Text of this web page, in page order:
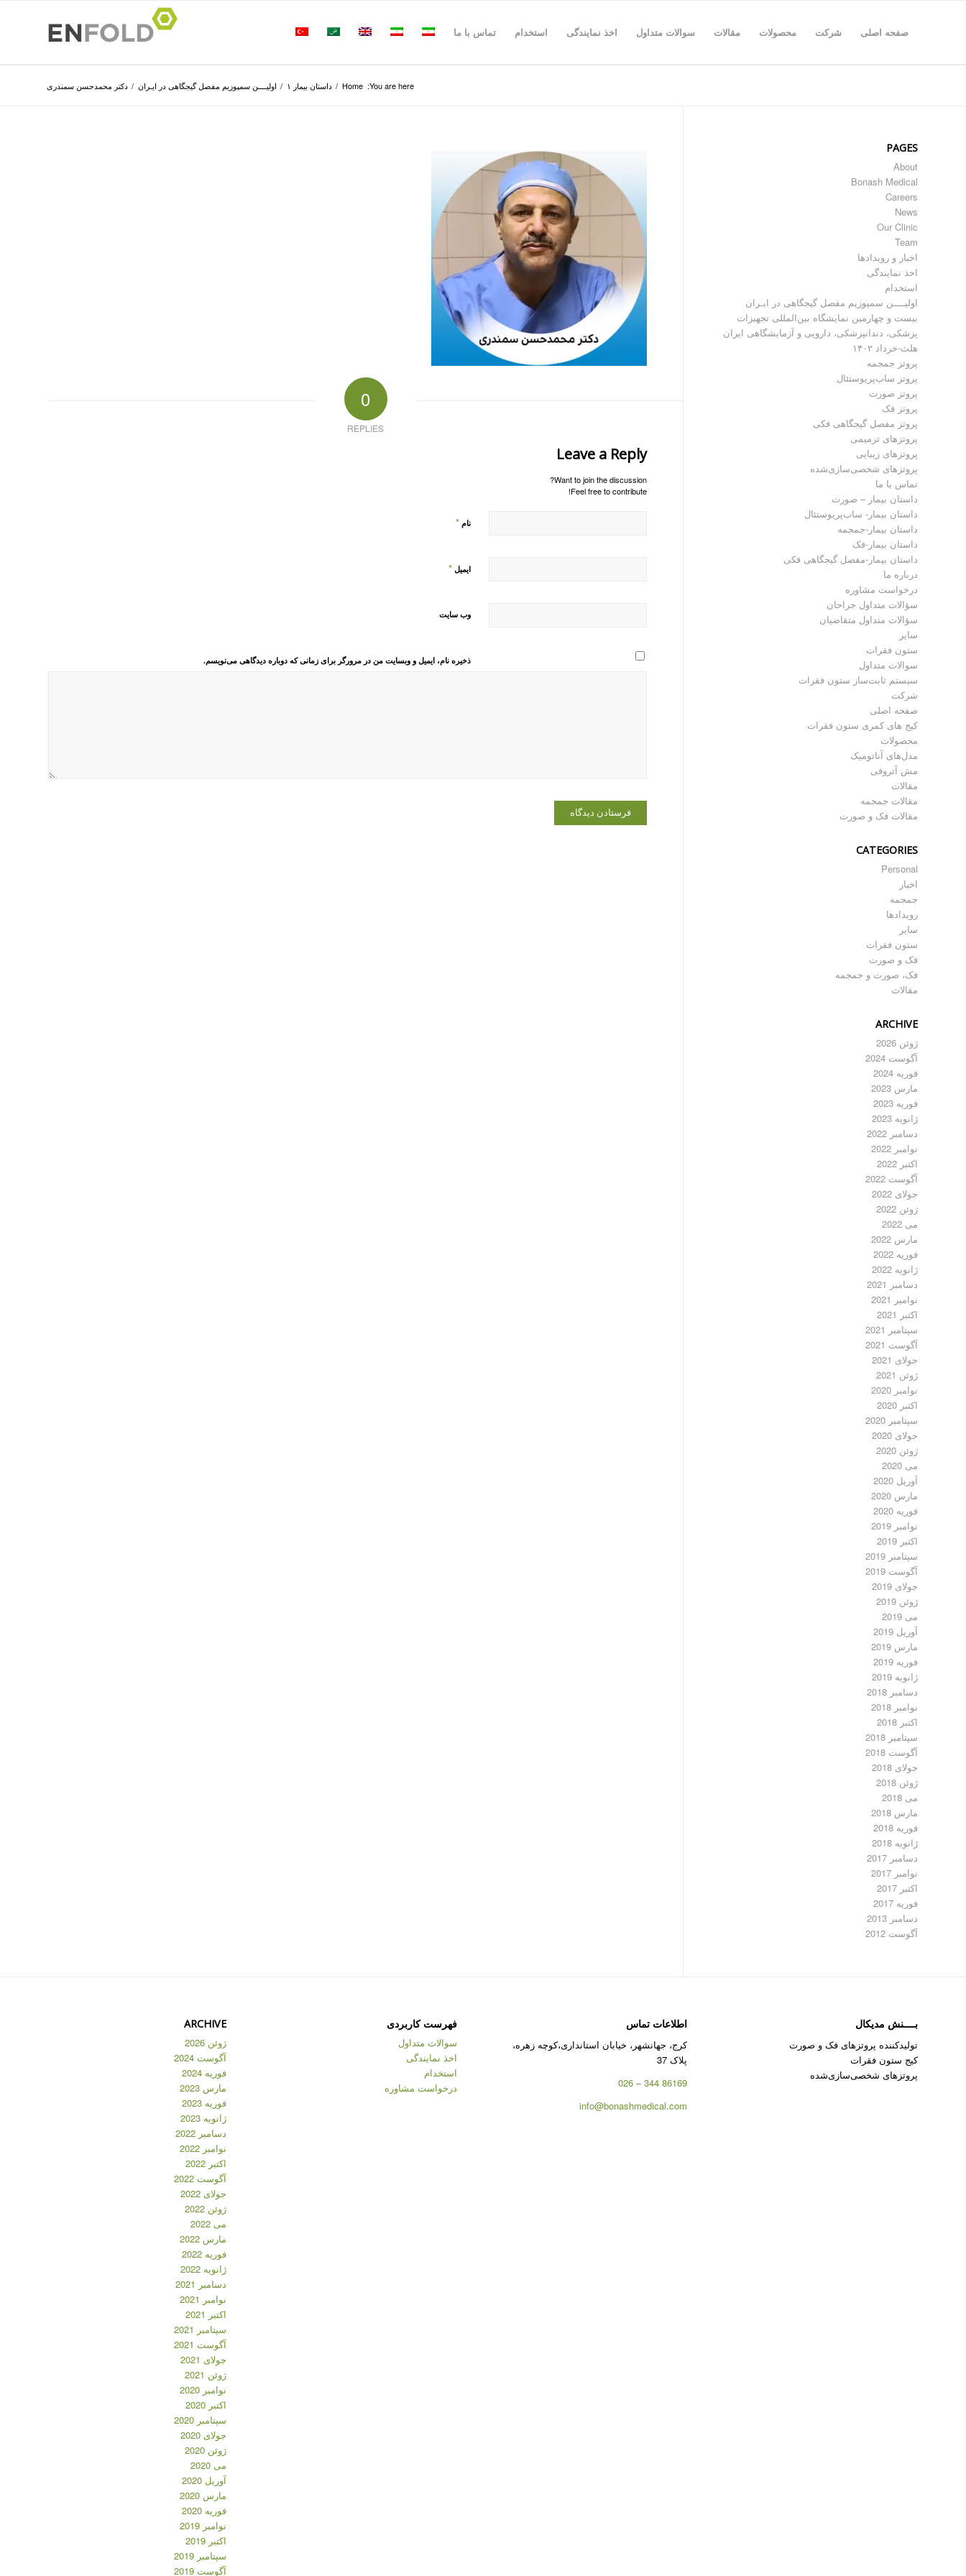
صفحه اصلی شرکت محصولات مقالات سوالات متداول اخذ نمایندگی استخدام تماس با ما
You are here:
Home
/ داستان بیمار ۱ / اولیــــن سمپوزیم مفصل گیجگاهی در ایـران / دکتر محمدحسن سمندری
0
REPLIES
Leave a Reply
Want to join the discussion?
Feel free to contribute!
نام *
ایمیل *
وب‌ سایت
ذخیره نام، ایمیل و وبسایت من در مرورگر برای زمانی که دوباره دیدگاهی می‌نویسم.
PAGES
About
Bonash Medical
Careers
News
Our Clinic
Team
اخبار و رویدادها
اخذ نمایندگی
استخدام
اولیــــن سمپوزیم مفصل گیجگاهی در ایـران
بیست و چهارمین نمایشگاه بین‌المللی تجهیزات
پزشکی، دندانپزشکی، دارویی و آزمایشگاهی ایران
هلث-خرداد ۱۴۰۲
پروتز جمجمه
پروتز ساب‌پریوستئال
پروتز صورت
پروتز فک
پروتز مفصل گیجگاهی فکی
پروتز‌های ترمیمی
پروتزهای زیبایی
پروتزهای شخصی‌سازی‌شده
تماس با ما
داستان بیمار – صورت
داستان بیمار- ساب‌پریوستئال
داستان بیمار-جمجمه
داستان بیمار-فک
داستان بیمار-مفصل گیجگاهی فکی
درباره ما
درخواست مشاوره
سؤالات متداول جراحان
سؤالات متداول متقاضیان
سایر
ستون فقرات
سوالات متداول
سیستم ثابت‌ساز ستون فقرات
شرکت
صفحه اصلی
کیج های کمری ستون فقرات
محصولات
مدل‌های آناتومیک
مش آتروفی
مقالات
مقالات جمجمه
مقالات فک و صورت
CATEGORIES
Personal
اخبار
جمجمه
رویدادها
سایر
ستون فقرات
فک و صورت
فک، صورت و جمجمه
مقالات
ARCHIVE
ژوئن 2026
آگوست 2024
فوریه 2024
مارس 2023
فوریه 2023
ژانویه 2023
دسامبر 2022
نوامبر 2022
اکتبر 2022
آگوست 2022
جولای 2022
ژوئن 2022
می 2022
مارس 2022
فوریه 2022
ژانویه 2022
دسامبر 2021
نوامبر 2021
اکتبر 2021
سپتامبر 2021
آگوست 2021
جولای 2021
ژوئن 2021
نوامبر 2020
اکتبر 2020
سپتامبر 2020
جولای 2020
ژوئن 2020
می 2020
آوریل 2020
مارس 2020
فوریه 2020
نوامبر 2019
اکتبر 2019
سپتامبر 2019
آگوست 2019
جولای 2019
ژوئن 2019
می 2019
آوریل 2019
مارس 2019
فوریه 2019
ژانویه 2019
دسامبر 2018
نوامبر 2018
اکتبر 2018
سپتامبر 2018
آگوست 2018
جولای 2018
ژوئن 2018
می 2018
مارس 2018
فوریه 2018
ژانویه 2018
دسامبر 2017
نوامبر 2017
اکتبر 2017
فوریه 2017
دسامبر 2013
آگوست 2012
بــــنش مدیکال
تولیدکننده پروتزهای فک و صورت
کیج ستون فقرات
پروتزهای شخصی‌سازی‌شده
اطلاعات تماس
کرج، جهانشهر، خیابان استانداری،کوچه زهره،
پلاک 37
86169 344 – 026
info@bonashmedical.com
فهرست کاربردی
سوالات متداول
اخذ نمایندگی
استخدام
درخواست مشاوره
ARCHIVE
ژوئن 2026
آگوست 2024
فوریه 2024
مارس 2023
فوریه 2023
ژانویه 2023
دسامبر 2022
نوامبر 2022
اکتبر 2022
آگوست 2022
جولای 2022
ژوئن 2022
می 2022
مارس 2022
فوریه 2022
ژانویه 2022
دسامبر 2021
نوامبر 2021
اکتبر 2021
سپتامبر 2021
آگوست 2021
جولای 2021
ژوئن 2021
نوامبر 2020
اکتبر 2020
سپتامبر 2020
جولای 2020
ژوئن 2020
می 2020
آوریل 2020
مارس 2020
فوریه 2020
نوامبر 2019
اکتبر 2019
سپتامبر 2019
آگوست 2019